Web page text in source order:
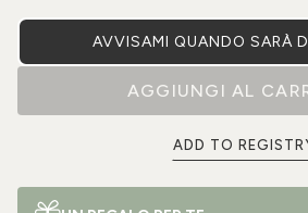
AVVISAMI QUANDO SARÀ
AGGIUNGI AL
ADD TO